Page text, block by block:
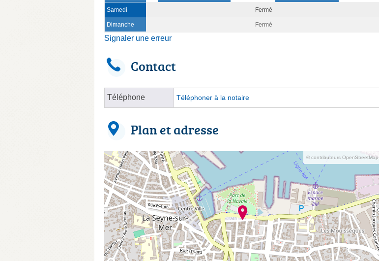
Samedi Fermé
Dimanche Fermé
Signaler une erreur
Contact
Téléphone Téléphoner à la notaire
Plan et adresse
© contributeurs OpenStreetMap